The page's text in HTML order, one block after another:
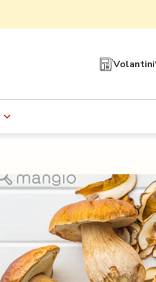
Volantini